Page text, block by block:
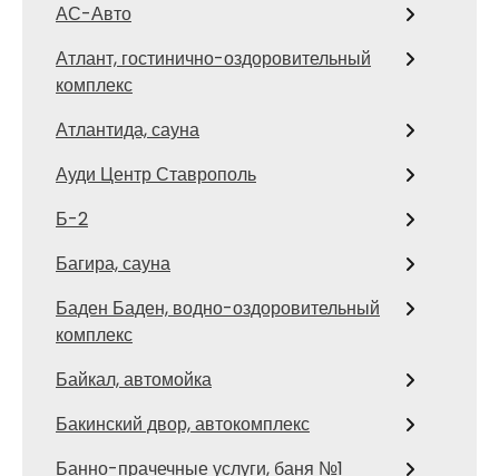
АС-Авто
Атлант, гостинично-оздоровительный
комплекс
Атлантида, сауна
Ауди Центр Ставрополь
Б-2
Багира, сауна
Баден Баден, водно-оздоровительный
комплекс
Байкал, автомойка
Бакинский двор, автокомплекс
Банно-прачечные услуги, баня №1